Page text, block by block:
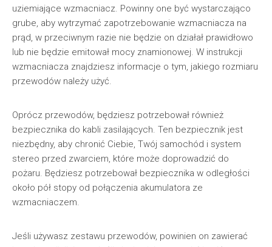
uziemiające wzmacniacz. Powinny one być wystarczająco
grube, aby wytrzymać zapotrzebowanie wzmacniacza na
prąd, w przeciwnym razie nie będzie on działał prawidłowo
lub nie będzie emitował mocy znamionowej. W instrukcji
wzmacniacza znajdziesz informacje o tym, jakiego rozmiaru
przewodów należy użyć.
Oprócz przewodów, będziesz potrzebował również
bezpiecznika do kabli zasilających. Ten bezpiecznik jest
niezbędny, aby chronić Ciebie, Twój samochód i system
stereo przed zwarciem, które może doprowadzić do
pożaru. Będziesz potrzebował bezpiecznika w odległości
około pół stopy od połączenia akumulatora ze
wzmacniaczem.
Jeśli używasz zestawu przewodów, powinien on zawierać